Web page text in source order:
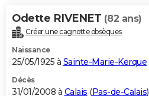
Odette RIVENET (82 ans)
Créer une cagnotte obsèques
Naissance
25/05/1925 à Sainte-Marie-Kerque
Décès
31/01/2008 à Calais (Pas-de-Calais)